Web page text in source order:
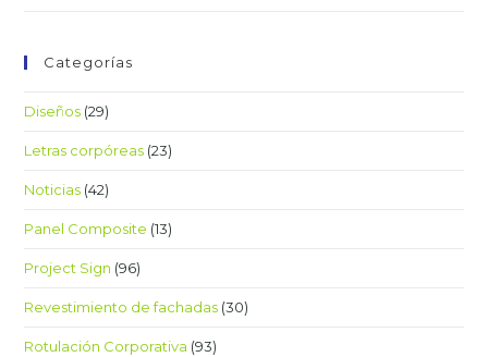
Categorías
Diseños (29)
Letras corpóreas (23)
Noticias (42)
Panel Composite (13)
Project Sign (96)
Revestimiento de fachadas (30)
Rotulación Corporativa (93)